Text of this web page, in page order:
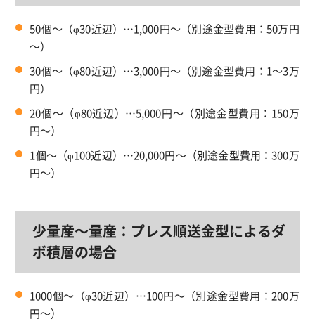
50個～（φ30近辺）…1,000円～（別途金型費用：50万円
～）
30個～（φ80近辺）…3,000円～（別途金型費用：1～3万
円）
20個～（φ80近辺）…5,000円～（別途金型費用：150万
円～）
1個～（φ100近辺）…20,000円～（別途金型費用：300万
円～）
少量産～量産：プレス順送金型によるダ
ボ積層の場合
1000個～（φ30近辺）…100円～（別途金型費用：200万
円～）